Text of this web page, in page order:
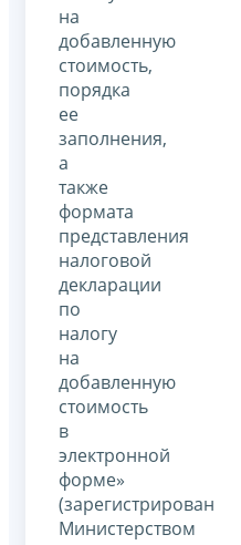
на
добавленную
стоимость,
порядка
ее
заполнения,
а
также
формата
представления
налоговой
декларации
по
налогу
на
добавленную
стоимость
в
электронной
форме»
(зарегистрирован
Министерством